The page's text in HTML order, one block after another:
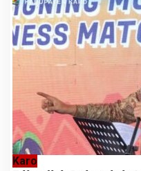
Karo